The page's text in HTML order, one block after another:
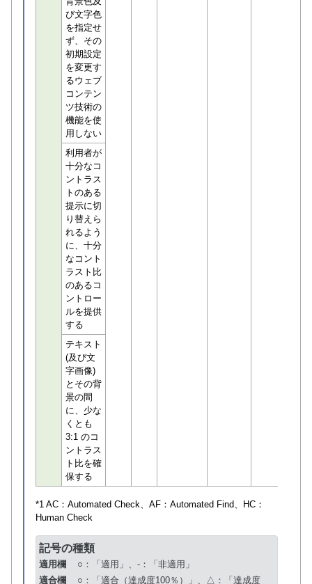
び文字色
を指定せ
ず、その
初期設定
を変更す
るウェブ
コンテン
ツ技術の
機能を使
用しない
利用者が
十分なコ
ントラス
トのある
提示に切
り替えら
れるよう
に、十分
なコント
ラスト比
のあるコ
ントロー
ルを提供
する
テキスト
(及び文
字画像)
とその背
景の間
に、少な
くとも
3:1 のコ
ントラス
ト比を確
保する
*1 AC： Automated Check、AF： Automated Find、HC：
Human Check
記号の種類
適用欄
○：「適用」、-：「非適用」
適合欄
○：「適合（達成度100％）」、△：「達成度